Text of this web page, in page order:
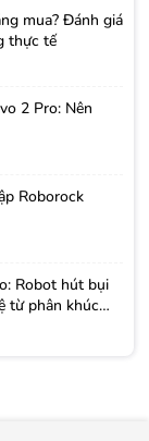
mua? Đánh giá
thực tế
2 Pro: Nên
Roborock
Robot hút bụi
từ phân khúc